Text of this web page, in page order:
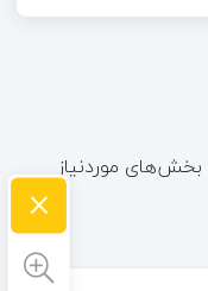
بخش‌های موردنیاز
×